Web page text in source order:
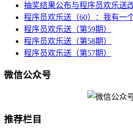
抽奖结果公布与程序员欢乐送
程序员欢乐送（60）：我有一
程序员欢乐送（第59期）
程序员欢乐送（第58期）
程序员欢乐送（第57期）
微信公众号
推荐栏目